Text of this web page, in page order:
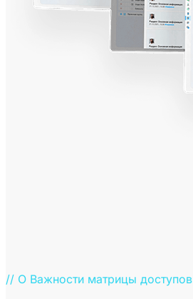
// О Важности матрицы доступов